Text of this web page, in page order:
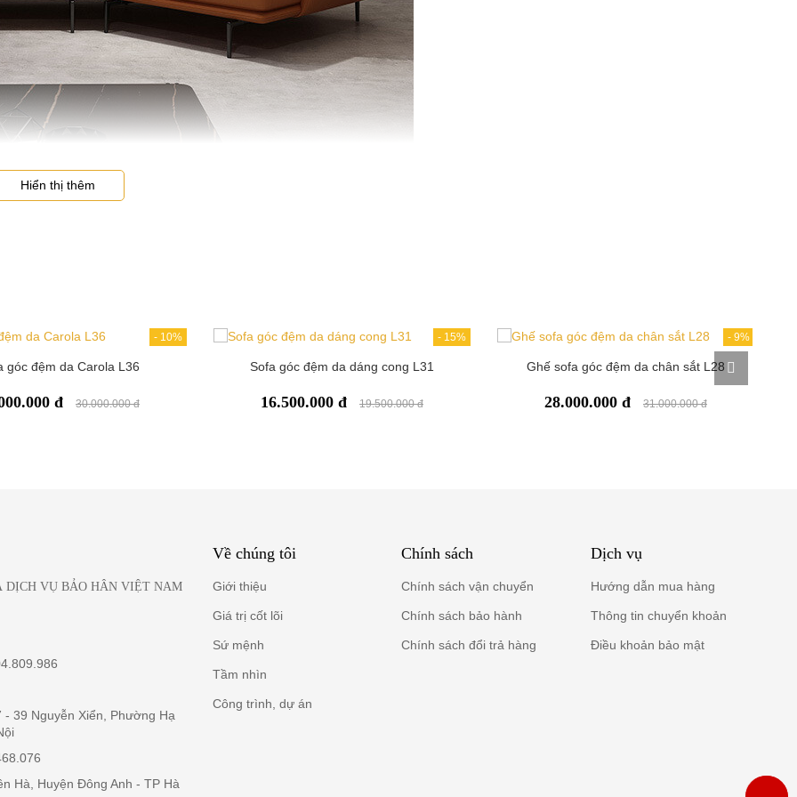
rộng rãi. Khi đặt trong phòng nhỏ, bọ sofa vẫn mang đến sự thông thoáng cho
là da Hàn hoặc da Carola. Đây đều là các loại da công nghiệp có độ bền và
bề mặt da vẫn nhanh chóng trở về trạng thái mịn màng ban đầu.
yếu tố quan trọng quyết định thẩm mỹ và độ bền màu da. Khi bạn có phương
Hiển thị thêm
chất lượng.
- Đối với chất liệu nỉ vải để bọc sofa cũng cần
phải chọn loại tốt dòng nhập khẩu của các
nước tiên tiến như Anh, Pháp, Bỉ, Hàn Quốc.
- 10%
góc đệm da Carola L36
đ 30.000.000 đ
- 15%
Sofa góc đệm da dáng cong L31
16.500.000 đ 19.500.000 đ
- 9%
Ghế sofa góc đệm da chân sắt L28
28.000.000 đ 31.000.000 đ
DỊCH VỤ BẢO HÂN VIỆT NAM
- 39 Nguyễn Xiển, Phường Hạ
Hà, Huyện Đông Anh - TP Hà
Về chúng tôi
Giới thiệu
Giá trị cốt lõi
Sứ mệnh
Tầm nhìn
Công trình, dự án
Chính sách
Chính sách vận chuyển
Chính sách bảo hành
Chính sách đổi trả hàng
Dịch vụ
Hướng dẫn mua hàng
Thông tin chuyển khoản
Điều khoản bảo mật